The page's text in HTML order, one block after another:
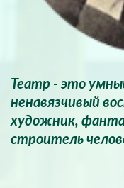
Театр - это
ненавязчивый
художник,
строитель